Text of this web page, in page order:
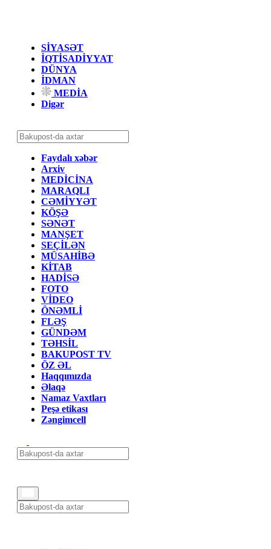
SİYASƏT
İQTİSADİYYAT
DÜNYA
İDMAN
MEDİA
Digər
Faydalı xəbər
Arxiv
MEDİCİNA
MARAQLI
CƏMİYYƏT
KÖŞƏ
SƏNƏT
MANŞET
SEÇİLƏN
MÜSAHİBƏ
KİTAB
HADİSƏ
FOTO
VİDEO
ÖNƏMLİ
FLƏŞ
GÜNDƏM
TƏHSİL
BAKUPOST TV
ÖZ ƏL
Haqqımızda
Əlaqə
Namaz Vaxtları
Peşə etikası
Zəngimcell